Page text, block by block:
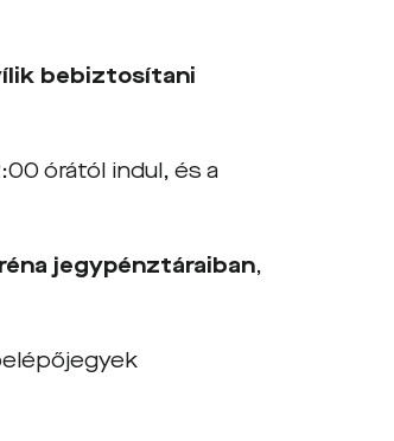
bebiztosítani
órától indul, és a
jegypénztáraiban,